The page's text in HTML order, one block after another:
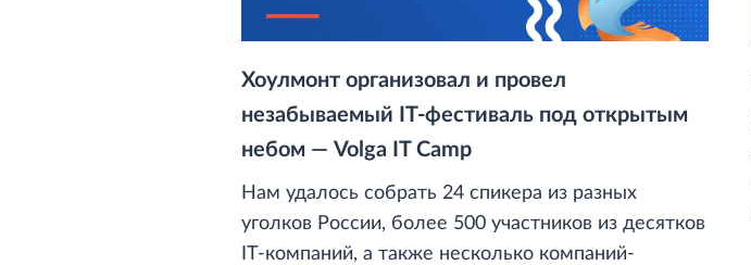
Хоулмонт организовал и провел
незабываемый IT-фестиваль под открытым
небом — Volga IT Camp
Нам удалось собрать 24 спикера из разных
уголков России, более 500 участников из десятков
IT-компаний, а также несколько компаний-